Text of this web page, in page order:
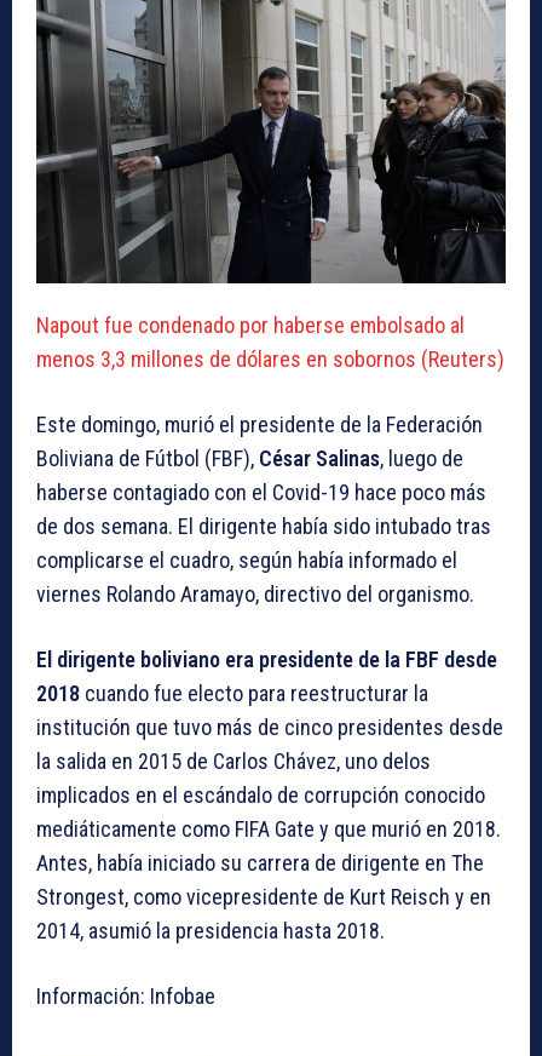
Napout fue condenado por haberse embolsado al
menos 3,3 millones de dólares en sobornos (Reuters)
Este domingo, murió el presidente de la Federación
Boliviana de Fútbol (FBF), César Salinas, luego de
haberse contagiado con el Covid-19 hace poco más
de dos semana. El dirigente había sido intubado tras
complicarse el cuadro, según había informado el
viernes Rolando Aramayo, directivo del organismo.
El dirigente boliviano era presidente de la FBF desde
2018 cuando fue electo para reestructurar la
institución que tuvo más de cinco presidentes desde
la salida en 2015 de Carlos Chávez, uno delos
implicados en el escándalo de corrupción conocido
mediáticamente como FIFA Gate y que murió en 2018.
Antes, había iniciado su carrera de dirigente en The
Strongest, como vicepresidente de Kurt Reisch y en
2014, asumió la presidencia hasta 2018.
Información: Infobae